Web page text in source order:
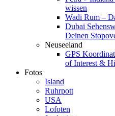
wissen
Wadi Rum –
Dubai
Deinen
Neuseeland
GPS
of Interest &
Fotos
Island
Ruhrpott
USA
Lofoten